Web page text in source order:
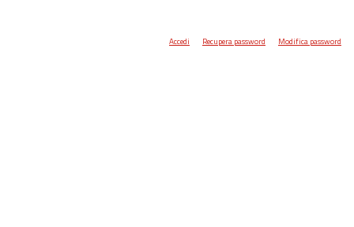
Accedi Recupera password Modifica password